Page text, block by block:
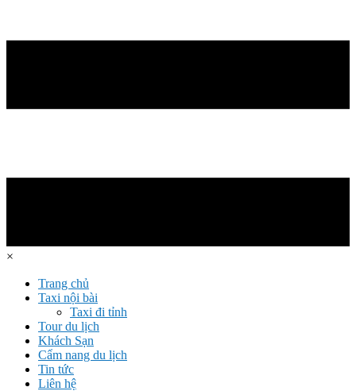
×
Trang chủ
Taxi nội bài
Taxi đi tỉnh
Tour du lịch
Khách Sạn
Cẩm nang du lịch
Tin tức
Liên hệ